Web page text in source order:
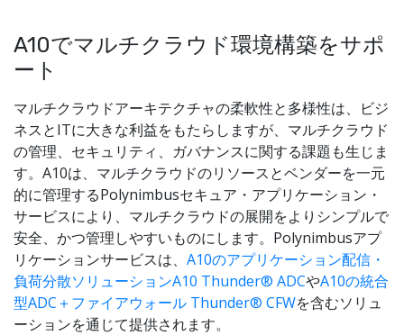
A10でマルチクラウド環境構築をサポ
ート
マルチクラウドアーキテクチャの柔軟性と多様性は、ビジ
ネスとITに大きな利益をもたらしますが、マルチクラウド
の管理、セキュリティ、ガバナンスに関する課題も生じま
す。A10は、マルチクラウドのリソースとベンダーを一元
的に管理するPolynimbusセキュア・アプリケーション・
サービスにより、マルチクラウドの展開をよりシンプルで
安全、かつ管理しやすいものにします。Polynimbusアプ
リケーションサービスは、 A10のアプリケーション配信・
負荷分散ソリューションA10 Thunder® ADCやA10の統合
型ADC＋ファイアウォール Thunder® CFWを含むソリュ
ーションを通じて提供されます。